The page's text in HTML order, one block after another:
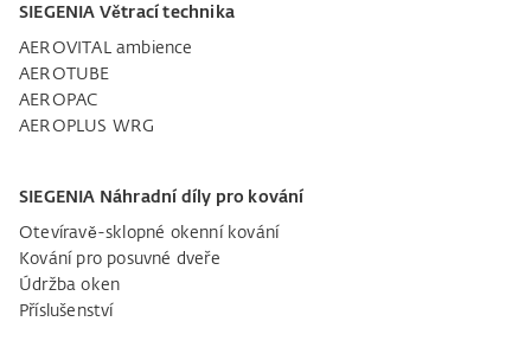
SIEGENIA Větrací technika
AEROVITAL ambience
AEROTUBE
AEROPAC
AEROPLUS WRG
SIEGENIA Náhradní díly pro kování
Otevíravě-sklopné okenní kování
Kování pro posuvné dveře
Údržba oken
Příslušenství